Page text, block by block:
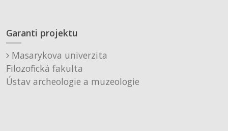
Garanti projektu
Masarykova univerzita
Filozofická fakulta
Ústav archeologie a muzeologie